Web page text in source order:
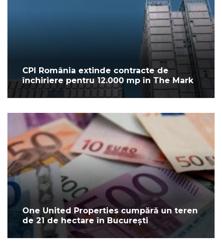
CPI România extinde contracte de
închiriere pentru 12.000 mp în The Mark
One United Properties cumpără un teren
de 21 de hectare în București